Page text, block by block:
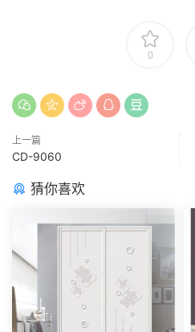
0
上一篇
CD-9060
猜你喜欢